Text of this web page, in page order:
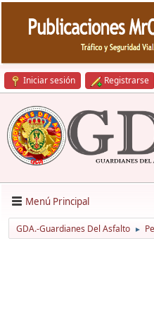
Iniciar sesión Registrarse
Menú Principal
GDA.-Guardianes Del Asfalto ►